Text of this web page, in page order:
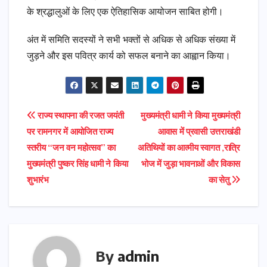
के श्रद्धालुओं के लिए एक ऐतिहासिक आयोजन साबित होगी।
अंत में समिति सदस्यों ने सभी भक्तों से अधिक से अधिक संख्या में
जुड़ने और इस पवित्र कार्य को सफल बनाने का आह्वान किया।
Post
navigation
मुख्यमंत्री धामी ने किया मुख्यमंत्री
आवास में प्रवासी उत्तराखंडी
अतिथियों का आत्मीय स्वागत ,रात्रि
भोज में जुड़ा भावनाओं और विकास
का सेतु
राज्य स्थापना की रजत जयंती
पर रामनगर में आयोजित राज्य
स्तरीय “जन वन महोत्सव” का
मुख्यमंत्री पुष्कर सिंह धामी ने किया
शुभारंभ
By admin